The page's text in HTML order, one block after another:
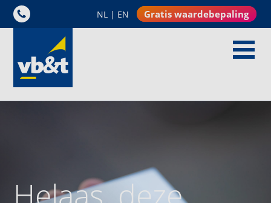
NL | EN Gratis waardebepaling